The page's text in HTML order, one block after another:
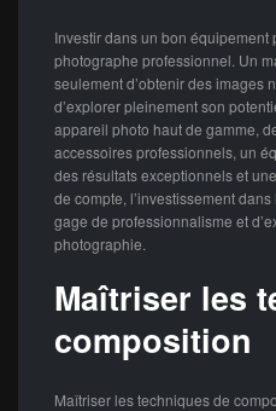
Investir dans un bon équipement
photographe professionnel. Un
seulement d’obtenir des images
d’explorer pleinement son
appareil photo haut de gamme,
accessoires professionnels, un
des résultats exceptionnels et
de compte, l’investissement
gage de professionnalisme et
photographie.
Maîtriser les
composition
Maîtriser les techniques de